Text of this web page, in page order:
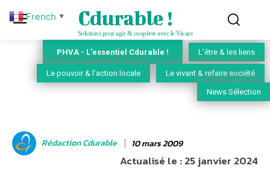
Cdurable !
Solutions pour agir & coopérer avec le Vivant
PHVA - L'essentiel Cdurable ! L'être & les liens
Le pouvoir & l'action locale Le vivant & refaire société
News Sélection
Rédaction Cdurable 10 mars 2009
Actualisé le :25 janvier 2024
French ▼